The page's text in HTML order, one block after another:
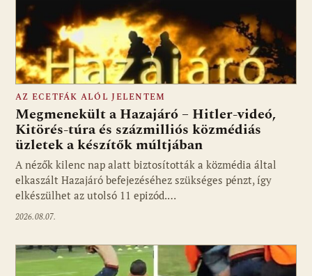
Fotó: media1.hu
AZ ECETFÁK ALÓL JELENTEM
Megmenekült a Hazajáró – Hitler-videó,
Kitörés-túra és százmilliós közmédiás
üzletek a készítők múltjában
A nézők kilenc nap alatt biztosították a közmédia által
elkaszált Hazajáró befejezéséhez szükséges pénzt, így
elkészülhet az utolsó 11 epizód.…
2026.08.07.